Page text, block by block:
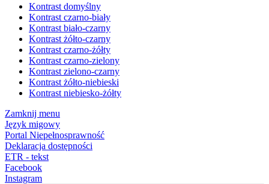
Kontrast domyślny
Kontrast czarno-biały
Kontrast biało-czarny
Kontrast żółto-czarny
Kontrast czarno-żółty
Kontrast czarno-zielony
Kontrast zielono-czarny
Kontrast żółto-niebieski
Kontrast niebiesko-żółty
Zamknij menu
Język migowy
Portal Niepełnosprawność
Deklaracja dostępności
ETR - tekst
Facebook
Instagram